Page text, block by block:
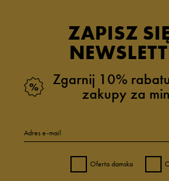
ZAPISZ
Zgarnij 10%
zakupy za
Adres e-mail
Oferta damska